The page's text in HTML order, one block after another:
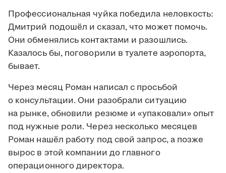
Профессиональная чуйка победила неловкость:
Дмитрий подошёл и сказал, что может помочь.
Они обменялись контактами и разошлись.
Казалось бы, поговорили в туалете аэропорта,
бывает.
Через месяц Роман написал с просьбой
о консультации. Они разобрали ситуацию
на рынке, обновили резюме и «упаковали» опыт
под нужные роли. Через несколько месяцев
Роман нашёл работу под свой запрос, а позже
вырос в этой компании до главного
операционного директора.